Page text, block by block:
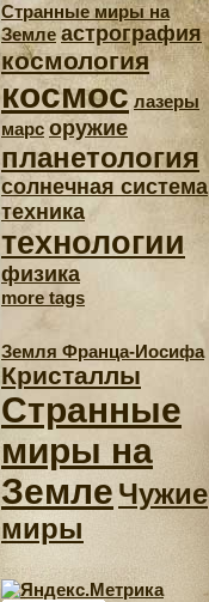
Странные миры на
Земле астрография
космология
космос лазеры
марс оружие
планетология
солнечная система
техника
технологии
физика
more tags
Земля Франца-Иосифа
Кристаллы
Странные
миры на
Земле Чужие
миры